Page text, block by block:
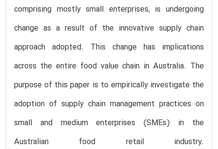
comprising mostly small enterprises, is undergoing
change as a result of the innovative supply chain
approach adopted. This change has implications
across the entire food value chain in Australia. The
purpose of this paper is to empirically investigate the
adoption of supply chain management practices on
small and medium enterprises (SMEs) in the
Australian food retail industry.